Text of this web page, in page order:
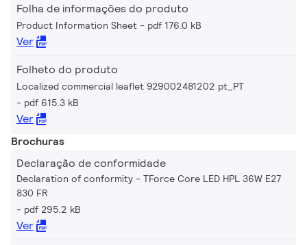
Folha de informações do produto
Product Information Sheet pdf 176.0 kB
Ver
Folheto do produto
Localized commercial leaflet 929002481202 pt_PT
pdf 615.3 kB
Ver
Brochuras
Declaração de conformidade
Declaration of conformity - TForce Core LED HPL 36W E27
830 FR
pdf 295.2 kB
Ver